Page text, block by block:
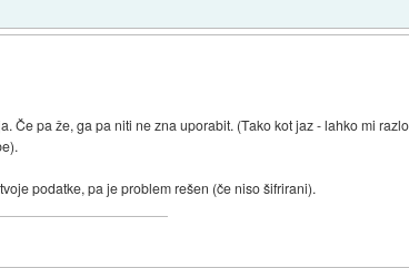
Če pa že, ga pa niti ne zna uporabit. (Tako kot jaz - lahko mi
podatke, pa je problem rešen (če niso šifrirani).